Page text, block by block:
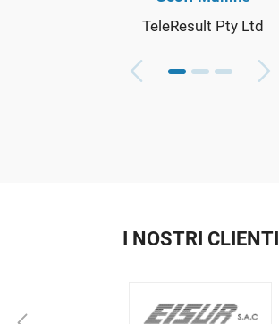
TeleResult Pty Ltd
I NOSTRI CLIENTI